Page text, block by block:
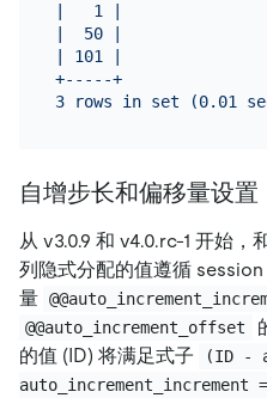
|   1 |
|  50 |
| 101 |
+-----+
自增步长和偏移量设置
从 v3.0.9 和 v4.0.rc-1 开始
列隐式分配的值遵循 session
量
@@auto_increment_offset
的值 (ID) 将满足式子
(ID -
auto_increment_increment